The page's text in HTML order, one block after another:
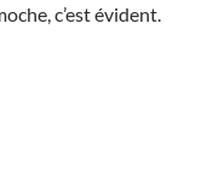
c’est évident.